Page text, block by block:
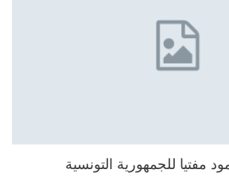
مفتيا للجمهورية التونسية